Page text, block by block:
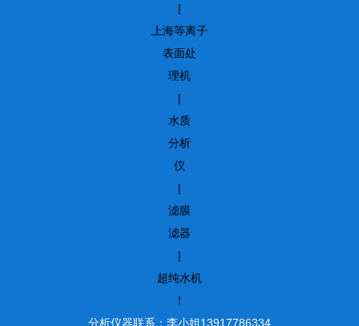
|
上海等离子
表面处
理机
|
水质
分析
仪
|
滤膜
滤器
|
超纯水机
！
分析仪器联系：李小姐13917786334